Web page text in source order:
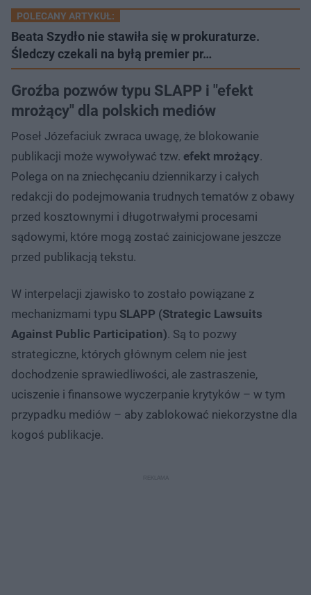
POLECANY ARTYKUŁ:
Beata Szydło nie stawiła się w prokuraturze.
Śledczy czekali na byłą premier pr…
Groźba pozwów typu SLAPP i "efekt
mrożący" dla polskich mediów
Poseł Józefaciuk zwraca uwagę, że blokowanie
publikacji może wywoływać tzw. efekt mrożący.
Polega on na zniechęcaniu dziennikarzy i całych
redakcji do podejmowania trudnych tematów z obawy
przed kosztownymi i długotrwałymi procesami
sądowymi, które mogą zostać zainicjowane jeszcze
przed publikacją tekstu.
W interpelacji zjawisko to zostało powiązane z
mechanizmami typu SLAPP (Strategic Lawsuits
Against Public Participation). Są to pozwy
strategiczne, których głównym celem nie jest
dochodzenie sprawiedliwości, ale zastraszenie,
uciszenie i finansowe wyczerpanie krytyków – w tym
przypadku mediów – aby zablokować niekorzystne dla
kogoś publikacje.